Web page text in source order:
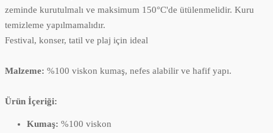
zeminde kurutulmalı ve maksimum 150°C'de ütülenmelidir. Kuru
temizleme yapılmamalıdır.
Festival, konser, tatil ve plaj için ideal
Malzeme: %100 viskon kumaş, nefes alabilir ve hafif yapı.
Ürün İçeriği:
Kumaş: %100 viskon